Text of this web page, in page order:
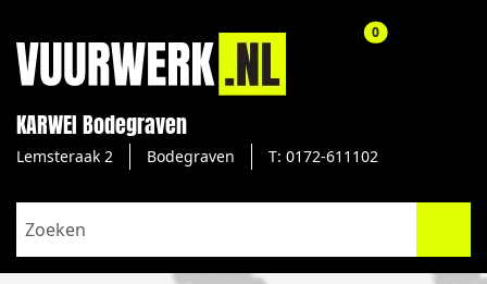
KARWEI Bodegraven
Lemsteraak 2 Bodegraven T: 0172-611102
0aantal